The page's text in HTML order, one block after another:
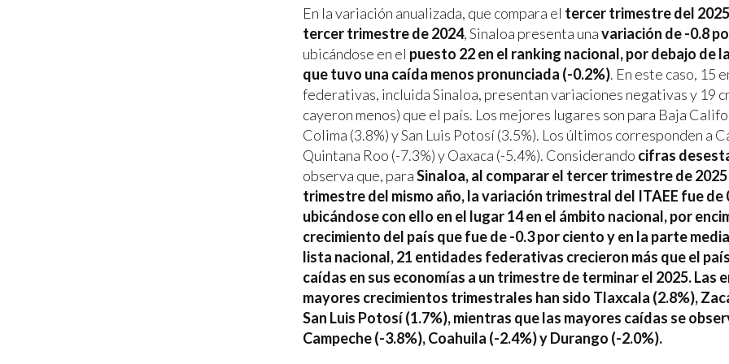
En la variación anualizada, que compara el tercer trimestre del 2025
tercer trimestre de 2024, Sinaloa presenta unavariación de -0.8
ubicándose en el puesto 22 en el ranking nacional, por debajo de
que tuvo una caída menos pronunciada (-0.2%). En este caso, 15
federativas, incluida Sinaloa, presentan variaciones negativas y 19
cayeron menos) que el país. Los mejores lugares son para Baja
Colima (3.8%) y San Luis Potosí (3.5%). Los últimos corresponden a
Quintana Roo (-7.3%) y Oaxaca (-5.4%). Considerando cifras
observa que, paraSinaloa, al comparar el tercer trimestre de
trimestredel mismo año, lavariación trimestral del ITAEE fue de
ubicándose con ello en el lugar 14en el ámbito nacional, por
crecimiento del país que fue de -0.3 por ciento y en la parte
lista nacional, 21 entidades federativas crecieron más que el
caídas en sus economías a un trimestre de terminar el 2025. Las
mayores crecimientos trimestrales han sido Tlaxcala (2.8%),
San Luis Potosí (1.7%), mientras que las mayores caídas se
Campeche (-3.8%), Coahuila (-2.4%) y Durango (-2.0%).